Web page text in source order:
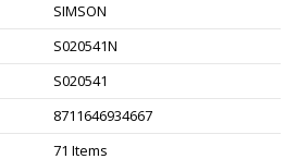
SIMSON
S020541N
S020541
8711646934667
71 Items